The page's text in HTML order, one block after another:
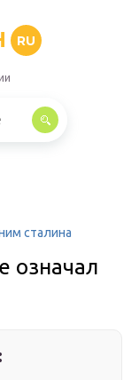
RU
сталина
означал